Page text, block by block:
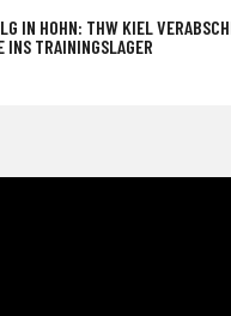
IN HOHN: THW KIEL
INS TRAININGSLAGER